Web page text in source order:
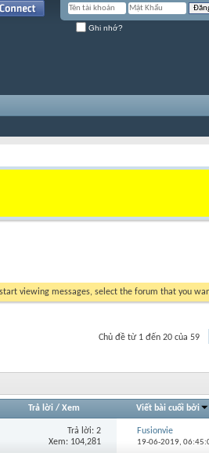
Ghi nhớ?
viewing messages, select the forum that you
Chủ đề từ 1 đến 20 của 59
Trả lời/ Xem Viết bài cuối bởi
Trả lời: 2
Xem: 104,281
Fusionvie
19-06-2019,